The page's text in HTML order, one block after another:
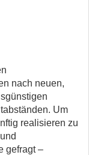
nach neuen,
Um
realisieren zu
gefragt –